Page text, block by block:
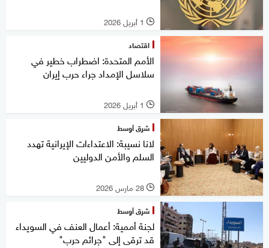
l 1 أبريل 2026
اقتصاد
الأمم المتحدة: اضطراب خطير في
سلاسل الإمداد جراء حرب إيران
l 1 أبريل 2026
شرق أوسط
لانا نسيبة: الاعتداءات الإيرانية تهدد
السلم والأمن الدوليين
l 28 مارس 2026
شرق أوسط
لجنة أممية: أعمال العنف في السويداء
قد ترقى إلى "جرائم حرب"